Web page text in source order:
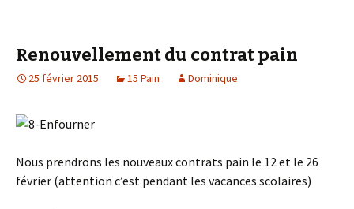
Renouvellement du contrat pain
25 février 2015 15 Pain Dominique
Nous prendrons les nouveaux contrats pain le 12 et le 26
février (attention c’est pendant les vacances scolaires)